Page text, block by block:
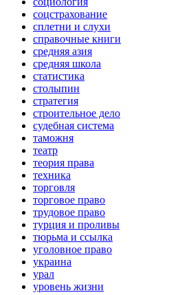
соцстрахование
сплетни и слухи
справочные книги
средняя азия
средняя школа
статистика
столыпин
стратегия
строительное дело
судебная система
таможня
театр
теория права
техника
торговля
торговое право
трудовое право
турция и проливы
тюрьма и ссылка
уголовное право
украина
урал
уровень жизни